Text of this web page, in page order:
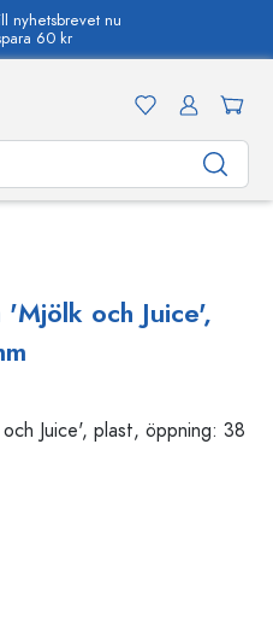
nyhetsbrevet nu
60 kr
och Juice',